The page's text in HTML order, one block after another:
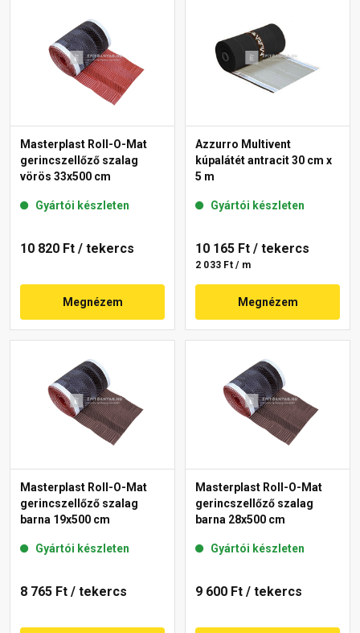
Masterplast Roll-O-Mat
gerincszellőző szalag
vörös 33x500 cm
Gyártói készleten
10 820 Ft / tekercs
Megnézem
Azzurro Multivent
kúpalátét antracit 30 cm x
5 m
Gyártói készleten
10 165 Ft / tekercs
2 033 Ft / m
Megnézem
Masterplast Roll-O-Mat
gerincszellőző szalag
barna 19x500 cm
Gyártói készleten
8 765 Ft / tekercs
Masterplast Roll-O-Mat
gerincszellőző szalag
barna 28x500 cm
Gyártói készleten
9 600 Ft / tekercs